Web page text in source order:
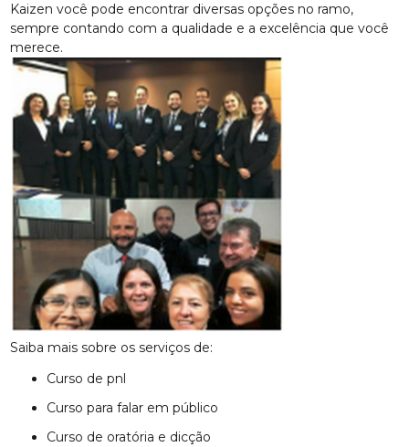
Kaizen você pode encontrar diversas opções no ramo,
sempre contando com a qualidade e a excelência que você
merece.
Saiba mais sobre os serviços de:
curso de pnl
curso para falar em público
curso de oratória e dicção